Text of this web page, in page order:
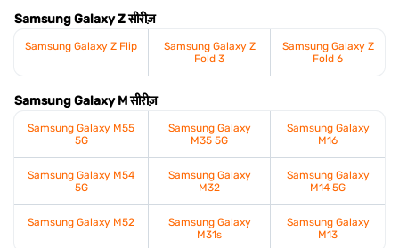
Samsung Galaxy Z सीरीज़
Samsung Galaxy Z Flip
Samsung Galaxy Z
Fold 3
Samsung Galaxy Z
Fold 6
Samsung Galaxy M सीरीज़
Samsung Galaxy M55
5G
Samsung Galaxy
M35 5G
Samsung Galaxy
M16
Samsung Galaxy M54
5G
Samsung Galaxy
M32
Samsung Galaxy
M14 5G
Samsung Galaxy M52
Samsung Galaxy
M31s
Samsung Galaxy
M13